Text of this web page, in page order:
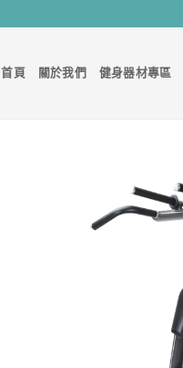
首頁 關於我們 健身器材專區